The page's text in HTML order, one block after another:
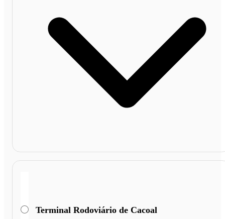
Terminal Rodoviário de Cacoal